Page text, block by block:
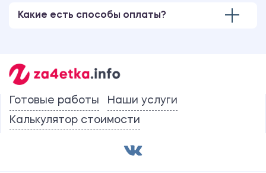
Какие есть способы оплаты?
Готовые работы
Наши услуги
Калькулятор стоимости